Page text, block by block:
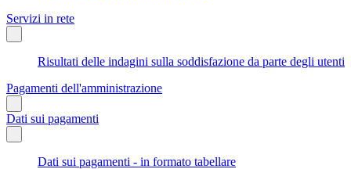
Servizi in rete
Risultati delle indagini sulla soddisfazione da parte degli utenti
Pagamenti dell'amministrazione
Dati sui pagamenti
Dati sui pagamenti - in formato tabellare